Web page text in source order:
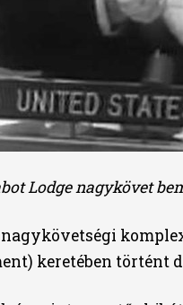
Lodge nagykövet
keretében történt